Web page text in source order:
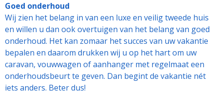
Goed onderhoud
Wij zien het belang in van een luxe en veilig tweede huis
en willen u dan ook overtuigen van het belang van goed
onderhoud. Het kan zomaar het succes van uw vakantie
bepalen en daarom drukken wij u op het hart om uw
caravan, vouwwagen of aanhanger met regelmaat een
onderhoudsbeurt te geven. Dan begint de vakantie nét
iets anders. Beter dus!